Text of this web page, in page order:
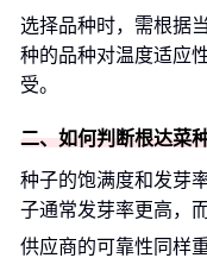
选择品种时，需根据
种的品种对温度适应
受。
二、如何判断根达菜
种子的饱满度和发芽
子通常发芽率更高，
供应商的可靠性同样